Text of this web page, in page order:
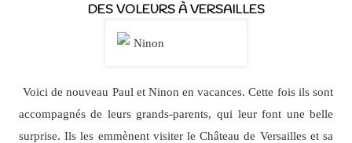
DES VOLEURS À VERSAILLES
Voici de nouveau Paul et Ninon en vacances. Cette fois ils sont
accompagnés de leurs grands-parents, qui leur font une belle
surprise. Ils les emmènent visiter le Château de Versailles et sa